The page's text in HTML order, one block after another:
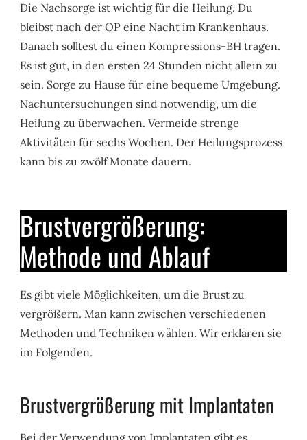
Die Nachsorge ist wichtig für die Heilung. Du
bleibst nach der OP eine Nacht im Krankenhaus.
Danach solltest du einen Kompressions-BH tragen.
Es ist gut, in den ersten 24 Stunden nicht allein zu
sein. Sorge zu Hause für eine bequeme Umgebung.
Nachuntersuchungen sind notwendig, um die
Heilung zu überwachen. Vermeide strenge
Aktivitäten für sechs Wochen. Der Heilungsprozess
kann bis zu zwölf Monate dauern.
Brustvergrößerung:
Methode und Ablauf
Es gibt viele Möglichkeiten, um die Brust zu
vergrößern. Man kann zwischen verschiedenen
Methoden und Techniken wählen. Wir erklären sie
im Folgenden.
Brustvergrößerung mit Implantaten